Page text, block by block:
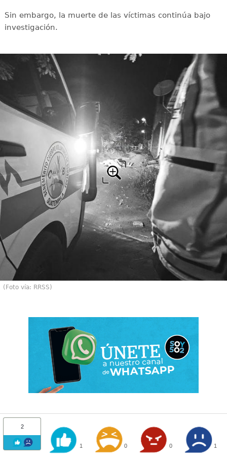
Sin embargo, la muerte de las víctimas continúa bajo
investigación.
(Foto vía: RRSS)
2
1 0 0 1